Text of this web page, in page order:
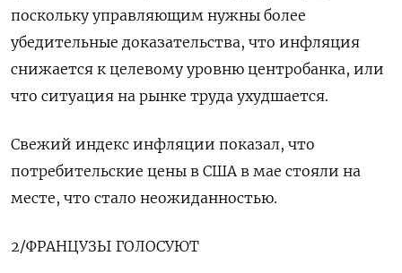
поскольку управляющим нужны более
убедительные доказательства, что инфляция
снижается к целевому уровню центробанка, или
что ситуация на рынке труда ухудшается.
Свежий индекс инфляции показал, что
потребительские цены в США в мае стояли на
месте, что стало неожиданностью.
2/ФРАНЦУЗЫ ГОЛОСУЮТ